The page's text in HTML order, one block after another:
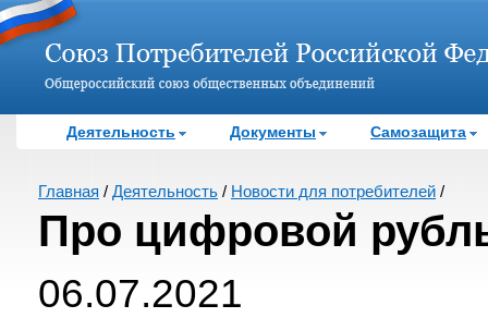
Деятельность Документы Самозащита
Главная / Деятельность / Новости для потребителей /
Про цифровой
06.07.2021